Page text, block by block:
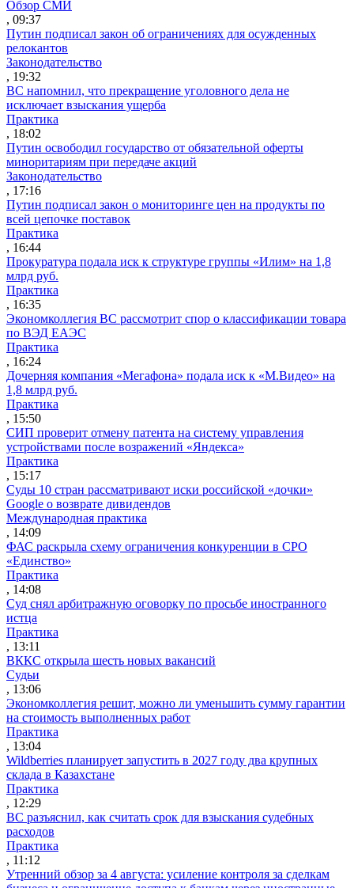
Обзор СМИ
, 09:37
Путин подписал закон об ограничениях для осужденных
релокантов
Законодательство
, 19:32
ВС напомнил, что прекращение уголовного дела не
исключает взыскания ущерба
Практика
, 18:02
Путин освободил государство от обязательной оферты
миноритариям при передаче акций
Законодательство
, 17:16
Путин подписал закон о мониторинге цен на продукты по
всей цепочке поставок
Практика
, 16:44
Прокуратура подала иск к структуре группы «Илим» на 1,8
млрд руб.
Практика
, 16:35
Экономколлегия ВС рассмотрит спор о классификации товара
по ВЭД ЕАЭС
Практика
, 16:24
Дочерняя компания «Мегафона» подала иск к «М.Видео» на
1,8 млрд руб.
Практика
, 15:50
СИП проверит отмену патента на систему управления
устройствами после возражений «Яндекса»
Практика
, 15:17
Суды 10 стран рассматривают иски российской «дочки»
Google о возврате дивидендов
Международная практика
, 14:09
ФАС раскрыла схему ограничения конкуренции в СРО
«Единство»
Практика
, 14:08
Суд снял арбитражную оговорку по просьбе иностранного
истца
Практика
, 13:11
ВККС открыла шесть новых вакансий
Судьи
, 13:06
Экономколлегия решит, можно ли уменьшить сумму гарантии
на стоимость выполненных работ
Практика
, 13:04
Wildberries планирует запустить в 2027 году два крупных
склада в Казахстане
Практика
, 12:29
ВС разъяснил, как считать срок для взыскания судебных
расходов
Практика
, 11:12
Утренний обзор за 4 августа: усиление контроля за сделкам